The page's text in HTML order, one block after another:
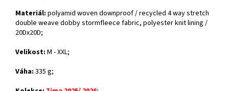
Materiál: polyamid woven downproof / recycled 4 way stretch
double weave dobby stormfleece fabric, polyester knit lining /
20Dx20D;
Velikost: M - XXL;
Váha: 335 g;